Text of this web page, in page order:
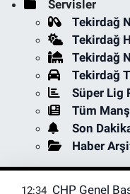
Servisler
Tekirdağ
Tekirdağ
Tekirdağ
Tekirdağ
Süper Lig
Tüm
Son
Haber
12:34 CHP Genel